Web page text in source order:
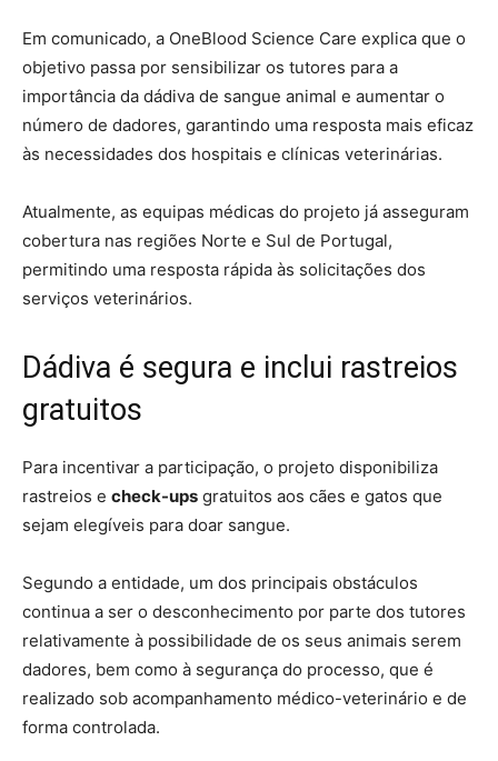
Em comunicado, a OneBlood Science Care explica que o
objetivo passa por sensibilizar os tutores para a
importância da dádiva de sangue animal e aumentar o
número de dadores, garantindo uma resposta mais eficaz
às necessidades dos hospitais e clínicas veterinárias.
Atualmente, as equipas médicas do projeto já asseguram
cobertura nas regiões Norte e Sul de Portugal,
permitindo uma resposta rápida às solicitações dos
serviços veterinários.
Dádiva é segura e inclui rastreios
gratuitos
Para incentivar a participação, o projeto disponibiliza
rastreios e check-ups gratuitos aos cães e gatos que
sejam elegíveis para doar sangue.
Segundo a entidade, um dos principais obstáculos
continua a ser o desconhecimento por parte dos tutores
relativamente à possibilidade de os seus animais serem
dadores, bem como à segurança do processo, que é
realizado sob acompanhamento médico-veterinário e de
forma controlada.